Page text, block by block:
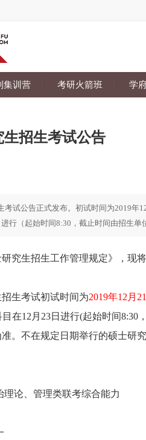
集训营 考研火箭班 学
生招生考试公告
试公告正式发布。初试时间为2019年
行（起始时间8:30，截止时间由招生单
生招生工作管理规定》，现将
生考试初试时间为2019年12月
在12月23日进行(起始时间8:30
不在规定日期举行的硕士研究
理论、管理类联考综合能力